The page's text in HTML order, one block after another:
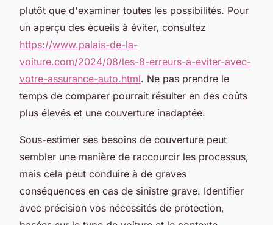
plutôt que d'examiner toutes les possibilités. Pour
un aperçu des écueils à éviter, consultez
https://www.palais-de-la-
voiture.com/2024/08/les-8-erreurs-a-eviter-avec-
votre-assurance-auto.html. Ne pas prendre le
temps de comparer pourrait résulter en des coûts
plus élevés et une couverture inadaptée.
Sous-estimer ses besoins de couverture peut
sembler une manière de raccourcir les processus,
mais cela peut conduire à de graves
conséquences en cas de sinistre grave. Identifier
avec précision vos nécessités de protection,